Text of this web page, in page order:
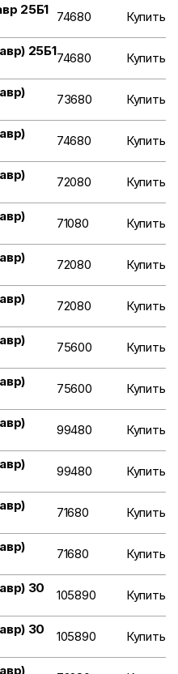
25Б1 74680 Купить
25Б174680 Купить
73680 Купить
74680 Купить
72080 Купить
71080 Купить
72080 Купить
72080 Купить
75600 Купить
75600 Купить
99480 Купить
99480 Купить
71680 Купить
71680 Купить
30
105890 Купить
30
105890 Купить